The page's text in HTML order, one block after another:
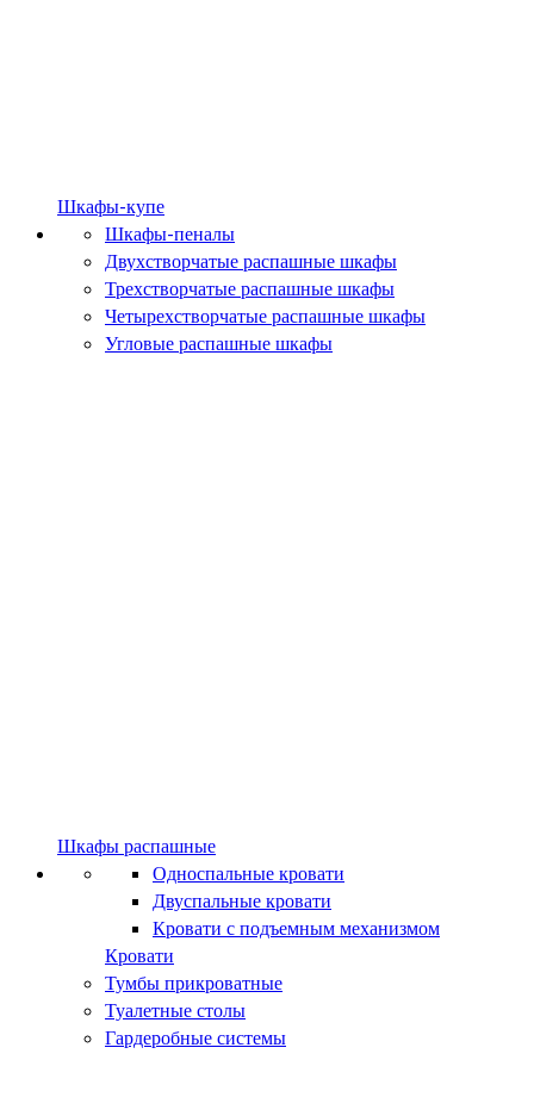
Шкафы-купе
Шкафы-пеналы
Двухстворчатые распашные шкафы
Трехстворчатые распашные шкафы
Четырехстворчатые распашные шкафы
Угловые распашные шкафы
Шкафы распашные
Односпальные кровати
Двуспальные кровати
Кровати с подъемным механизмом
Кровати
Тумбы прикроватные
Туалетные столы
Гардеробные системы